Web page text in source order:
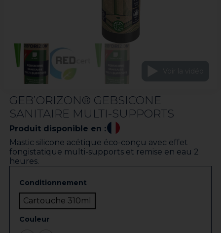
GEB’ORIZON® GEBSICONE
SANITAIRE MULTI-SUPPORTS
Produit disponible en :
Mastic silicone acétique éco-conçu avec effet
fongistatique multi-supports et remise en eau 2
heures.
Conditionnement
Cartouche 310ml
Couleur